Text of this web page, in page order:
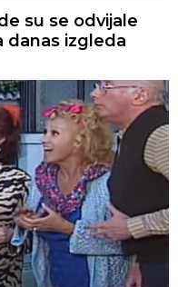
su se odvijale
danas izgleda